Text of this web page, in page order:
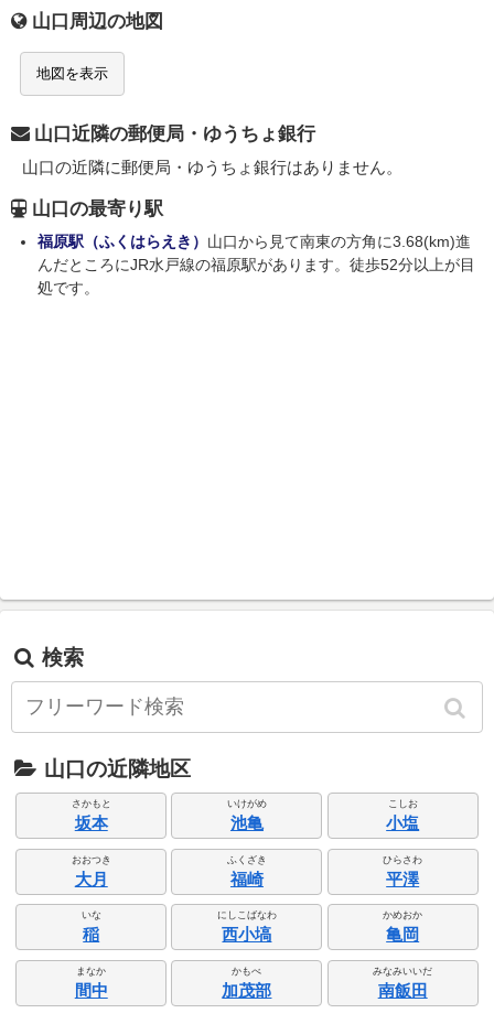
山口周辺の地図
地図を表示
山口近隣の郵便局・ゆうちょ銀行
山口の近隣に郵便局・ゆうちょ銀行はありません。
山口の最寄り駅
福原駅（ふくはらえき） 山口から見て南東の方角に3.68(km)進
んだところにJR水戸線の福原駅があります。徒歩52分以上が目
処です。
検索
山口の近隣地区
さかもと
坂本
いけがめ
池亀
こしお
小塩
おおつき
大月
ふくざき
福崎
ひらさわ
平澤
いな
稲
にしこばなわ
西小塙
かめおか
亀岡
まなか
間中
かもべ
加茂部
みなみいいだ
南飯田